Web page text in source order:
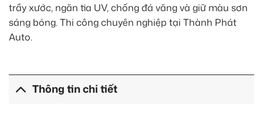
trầy xước, ngăn tia UV, chống đá văng và giữ màu sơn
sáng bóng. Thi công chuyên nghiệp tại Thành Phát
Auto.
Thông tin chi tiết